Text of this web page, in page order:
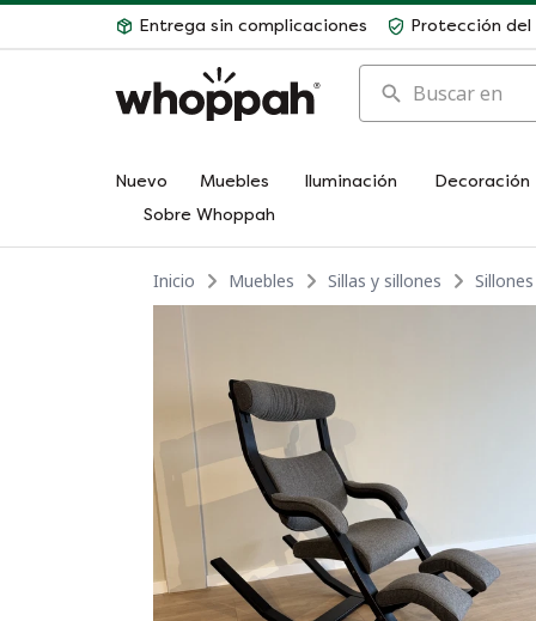
Entrega sin complicaciones Protección
Buscar en
Nuevo Muebles Iluminación
Decoración
Sobre Whoppah
Inicio Muebles Sillas y sillones Sillones